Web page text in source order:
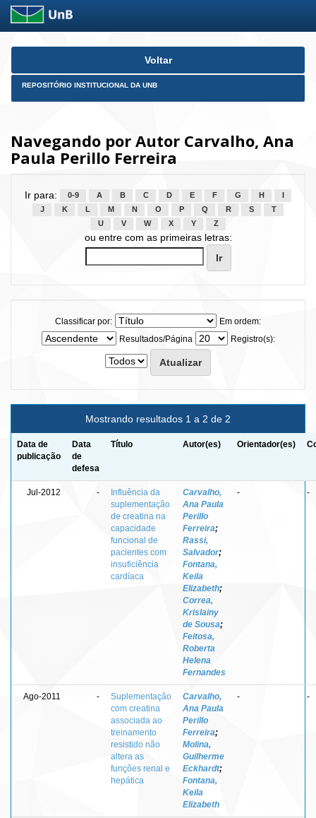
Skip
Voltar
REPOSITÓRIO INSTITUCIONAL DA UNB
Navegando por Autor Carvalho, Ana
Paula Perillo Ferreira
Ir para: 0-9 A B C D E F G H
J
K L M N O P Q R S
T
U
V W X Y Z
ou entre com as primeiras letras:
Classificar por:
Em ordem:
Resultados/Página
Registro(s):
Mostrando resultados 1 a 2 de 2
Data de
publicação
Data
de
defesa
Título Autor(es) Orientador(es)
Jul-2012 -
Influência da
suplementação
de creatina na
capacidade
funcional de
pacientes com
insuficiência
cardíaca
Carvalho,
Ana Paula
Perillo
Ferreira;
Rassi,
Salvador;
Fontana,
Keila
Elizabeth;
Correa,
Krislainy
de Sousa;
Feitosa,
Roberta
Helena
Fernandes
- -
Ago-2011 -
Suplementação
com creatina
associada ao
treinamento
resistido não
altera as
funções renal e
hepática
Carvalho,
Ana Paula
Perillo
Ferreira;
Molina,
Guilherme
Eckhardt;
Fontana,
Keila
Elizabeth
- -